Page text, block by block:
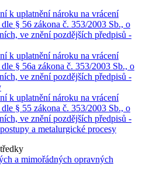
k uplatnění nároku na vrácení
§ 56 zákona č. 353/2003 Sb., o
ve znění pozdějších předpisů -
k uplatnění nároku na vrácení
§ 56a zákona č. 353/2003 Sb., o
ve znění pozdějších předpisů -
k uplatnění nároku na vrácení
§ 55 zákona č. 353/2003 Sb., o
ve znění pozdějších předpisů -
a metalurgické procesy
a mimořádných opravných